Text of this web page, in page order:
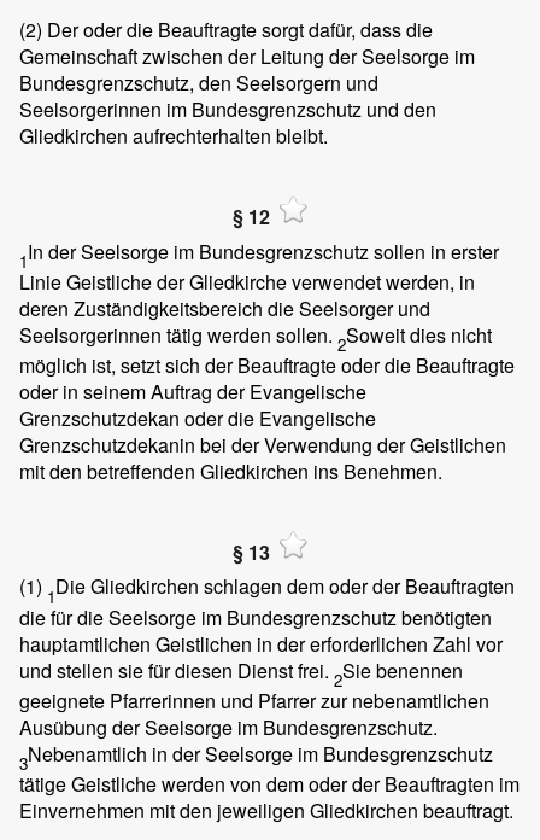
(2) Der oder die Beauftragte sorgt dafür, dass die
Gemeinschaft zwischen der Leitung der Seelsorge im
Bundesgrenzschutz, den Seelsorgern und
Seelsorgerinnen im Bundesgrenzschutz und den
Gliedkirchen aufrechterhalten bleibt.
§ 12
1In der Seelsorge im Bundesgrenzschutz sollen in erster
Linie Geistliche der Gliedkirche verwendet werden, in
deren Zuständigkeitsbereich die Seelsorger und
Seelsorgerinnen tätig werden sollen. 2Soweit dies nicht
möglich ist, setzt sich der Beauftragte oder die Beauftragte
oder in seinem Auftrag der Evangelische
Grenzschutzdekan oder die Evangelische
Grenzschutzdekanin bei der Verwendung der Geistlichen
mit den betreffenden Gliedkirchen ins Benehmen.
§ 13
(1) 1Die Gliedkirchen schlagen dem oder der Beauftragten
die für die Seelsorge im Bundesgrenzschutz benötigten
hauptamtlichen Geistlichen in der erforderlichen Zahl vor
und stellen sie für diesen Dienst frei. 2Sie benennen
geeignete Pfarrerinnen und Pfarrer zur nebenamtlichen
Ausübung der Seelsorge im Bundesgrenzschutz.
3Nebenamtlich in der Seelsorge im Bundesgrenzschutz
tätige Geistliche werden von dem oder der Beauftragten im
Einvernehmen mit den jeweiligen Gliedkirchen beauftragt.